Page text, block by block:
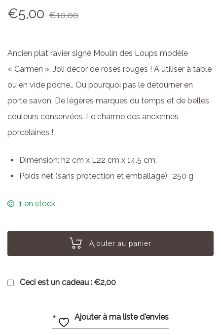
€10,00
€5,00
Ancien plat ravier signé Moulin des Loups modèle
« Carmen ». Joli décor de roses rouges ! A utiliser à table
ou en vide poche… Ou pourquoi pas le détourner en
porte savon. De légères marques du temps et de belles
couleurs conservées. Le charme des anciennes
porcelaines !
Dimension: h2 cm x L22 cm x 14.5 cm.
Poids net (sans protection et emballage) : 250 g
1 en stock
Ajouter au panier
Ceci est un cadeau : €2,00
Ajouter à ma liste d'envies